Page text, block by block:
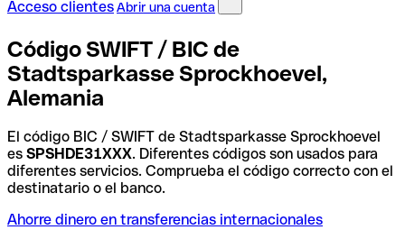
Acceso clientesAbrir una cuenta
Código SWIFT / BIC de
Stadtsparkasse Sprockhoevel,
Alemania
El código BIC / SWIFT de Stadtsparkasse Sprockhoevel
es SPSHDE31XXX. Diferentes códigos son usados para
diferentes servicios. Comprueba el código correcto con el
destinatario o el banco.
Ahorre dinero en transferencias internacionales